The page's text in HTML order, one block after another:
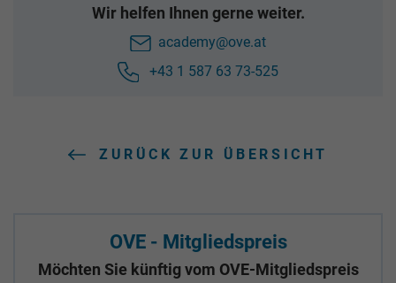
Wir helfen Ihnen gerne weiter.
academy@ove.at
+43 1 587 63 73-525
ZURÜCK ZUR ÜBERSICHT
OVE - Mitgliedspreis
Möchten Sie künftig vom OVE-Mitgliedspreis